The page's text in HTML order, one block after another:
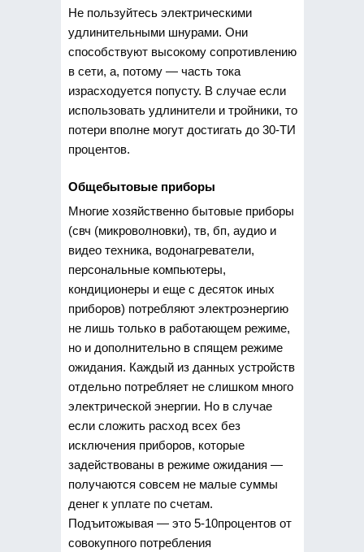
Не пользуйтесь электрическими
удлинительными шнурами. Они
способствуют высокому сопротивлению
в сети, а, потому — часть тока
израсходуется попусту. В случае если
использовать удлинители и тройники, то
потери вполне могут достигать до 30-ТИ
процентов.
Общебытовые приборы
Многие хозяйственно бытовые приборы
(свч (микроволновки), тв, бп, аудио и
видео техника, водонагреватели,
персональные компьютеры,
кондиционеры и еще с десяток иных
приборов) потребляют электроэнергию
не лишь только в работающем режиме,
но и дополнительно в спящем режиме
ожидания. Каждый из данных устройств
отдельно потребляет не слишком много
электрической энергии. Но в случае
если сложить расход всех без
исключения приборов, которые
задействованы в режиме ожидания —
получаются совсем не малые суммы
денег к уплате по счетам.
Подъитожывая — это 5-10процентов от
совокупного потребления